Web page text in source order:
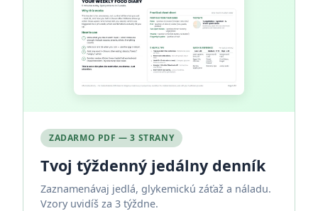
ZADARMO PDF — 3 STRANY
Tvoj týždenný jedálny denník
Zaznamenávaj jedlá, glykemickú záťaž a náladu.
Vzory uvidíš za 3 týždne.